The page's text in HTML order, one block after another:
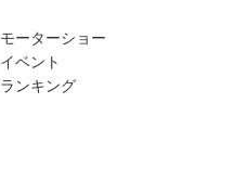
モーターショー
イベント
ランキング